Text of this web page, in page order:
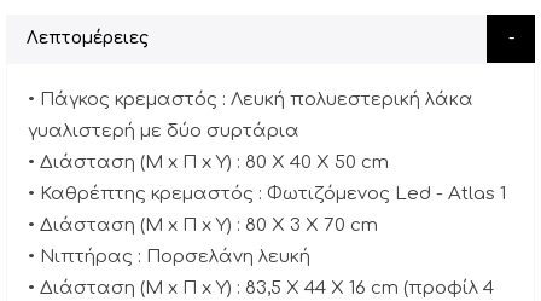
Λεπτομέρειες
• Πάγκος κρεμαστός : Λευκή πολυεστερική λάκα
γυαλιστερή με δύο συρτάρια
• Διάσταση (Μ x Π x Υ) : 80 X 40 X 50 cm
• Καθρέπτης κρεμαστός : Φωτιζόμενος Led - Atlas 1
• Διάσταση (Μ x Π x Υ) : 80 X 3 Χ 70 cm
• Νιπτήρας : Πορσελάνη λευκή
• Διάσταση (Μ x Π x Υ) : 83,5 X 44 X 16 cm (προφίλ 4